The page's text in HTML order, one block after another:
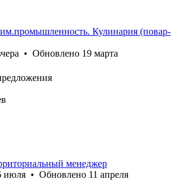
Кулинария (повар-
• Обновлено 19 марта
менеджер
июля • Обновлено 11 апреля